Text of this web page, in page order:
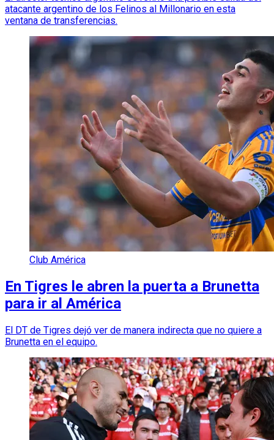
atacante argentino de los Felinos al Millonario en esta
ventana de transferencias.
Club América
En Tigres le abren la puerta a Brunetta
para ir al América
El DT de Tigres dejó ver de manera indirecta que no quiere a
Brunetta en el equipo.